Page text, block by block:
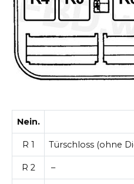
Nein.
R 1 Türschloss (ohne
R 2 –